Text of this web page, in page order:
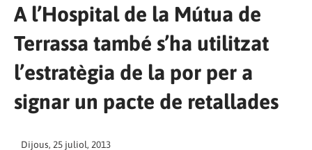
A l’Hospital de la Mútua de
Terrassa també s’ha utilitzat
l’estratègia de la por per a
signar un pacte de retallades
Dijous, 25 juliol, 2013